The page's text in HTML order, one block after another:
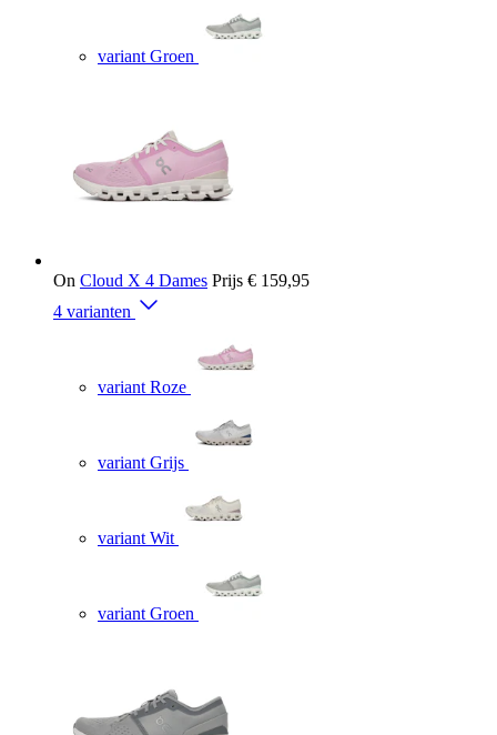
variant Groen
On Cloud X 4 Dames Prijs € 159,95
4 varianten
variant Roze
variant Grijs
variant Wit
variant Groen